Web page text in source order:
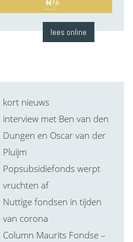
lees online
kort nieuws
interview met Ben van den
Dungen en Oscar van der
Pluijm
Popsubsidiefonds werpt
vruchten af
Nuttige fondsen in tijden
van corona
Column Maurits Fondse –